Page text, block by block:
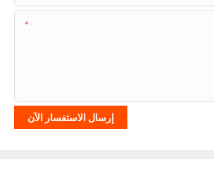
إرسال الاستفسار الآن